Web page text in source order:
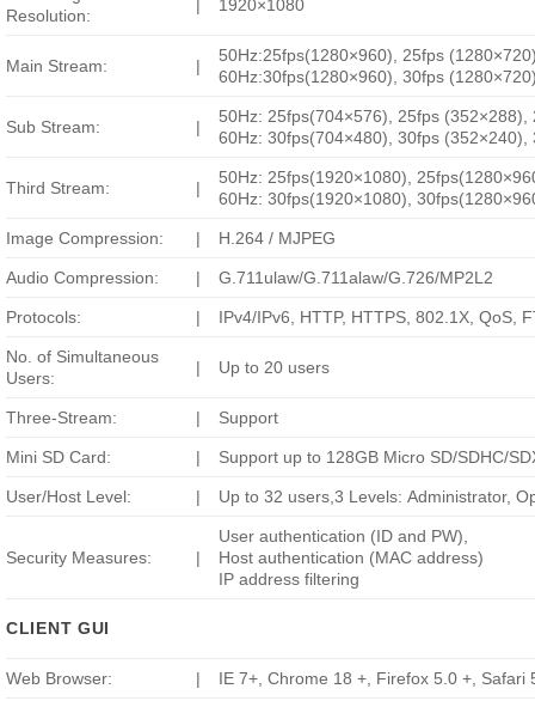
Resolution:
1920×1080
Main Stream: |
50Hz:25fps(1280×960), 25fps
60Hz:30fps(1280×960), 30fps
Sub Stream: |
50Hz: 25fps(704×576), 25fps (352×288),
60Hz: 30fps(704×480), 30fps (352×240),
Third Stream: |
50Hz: 25fps(1920×1080),
60Hz: 30fps(1920×1080),
Image Compression: | H.264 / MJPEG
Audio Compression: | G.711ulaw/G.711alaw/G.726/MP2L2
Protocols: | IPv4/IPv6, HTTP, HTTPS, 802.1X, QoS,
No. of Simultaneous
Users:
| Up to 20 users
Three-Stream: | Support
Mini SD Card: | Support up to 128GB Micro SD/SDHC/
User/Host Level: | Up to 32 users,3 Levels: Administrator,
Security Measures: |
User authentication (ID and PW),
Host authentication (MAC address)
IP address filtering
CLIENT GUI
Web Browser: | IE 7+, Chrome 18 +, Firefox 5.0 +, Safari